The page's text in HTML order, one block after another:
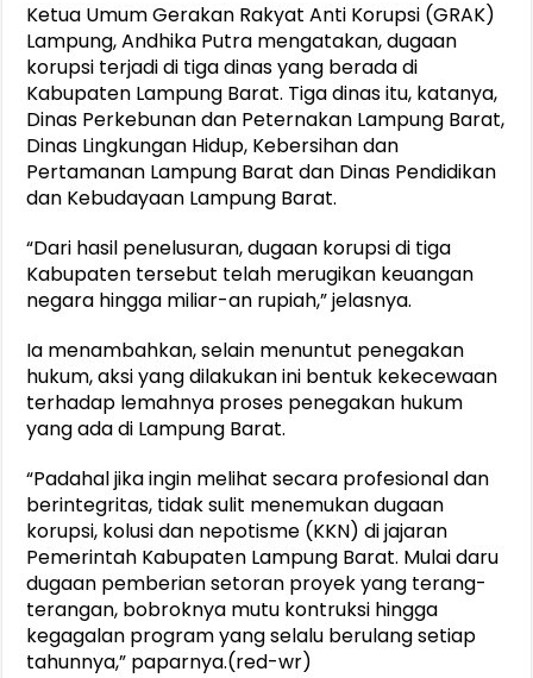
Ketua Umum Gerakan Rakyat Anti Korupsi (GRAK)
Lampung, Andhika Putra mengatakan, dugaan
korupsi terjadi di tiga dinas yang berada di
Kabupaten Lampung Barat. Tiga dinas itu, katanya,
Dinas Perkebunan dan Peternakan Lampung Barat,
Dinas Lingkungan Hidup, Kebersihan dan
Pertamanan Lampung Barat dan Dinas Pendidikan
dan Kebudayaan Lampung Barat.
“Dari hasil penelusuran, dugaan korupsi di tiga
Kabupaten tersebut telah merugikan keuangan
negara hingga miliar-an rupiah,” jelasnya.
Ia menambahkan, selain menuntut penegakan
hukum, aksi yang dilakukan ini bentuk kekecewaan
terhadap lemahnya proses penegakan hukum
yang ada di Lampung Barat.
“Padahal jika ingin melihat secara profesional dan
berintegritas, tidak sulit menemukan dugaan
korupsi, kolusi dan nepotisme (KKN) di jajaran
Pemerintah Kabupaten Lampung Barat. Mulai daru
dugaan pemberian setoran proyek yang terang-
terangan, bobroknya mutu kontruksi hingga
kegagalan program yang selalu berulang setiap
tahunnya,” paparnya.(red-wr)